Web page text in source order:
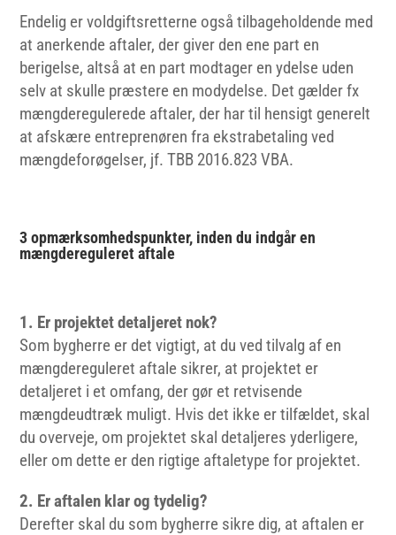
Endelig er voldgiftsretterne også tilbageholdende med
at anerkende aftaler, der giver den ene part en
berigelse, altså at en part modtager en ydelse uden
selv at skulle præstere en modydelse. Det gælder fx
mængderegulerede aftaler, der har til hensigt generelt
at afskære entreprenøren fra ekstrabetaling ved
mængdeforøgelser, jf. TBB 2016.823 VBA.
3 opmærksomhedspunkter, inden du indgår en
mængdereguleret aftale
1. Er projektet detaljeret nok?
Som bygherre er det vigtigt, at du ved tilvalg af en
mængdereguleret aftale sikrer, at projektet er
detaljeret i et omfang, der gør et retvisende
mængdeudtræk muligt. Hvis det ikke er tilfældet, skal
du overveje, om projektet skal detaljeres yderligere,
eller om dette er den rigtige aftaletype for projektet.
2. Er aftalen klar og tydelig?
Derefter skal du som bygherre sikre dig, at aftalen er